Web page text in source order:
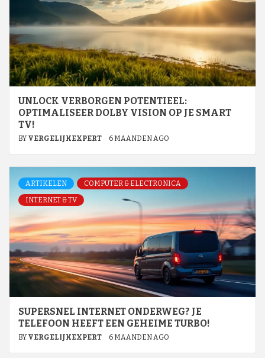
UNLOCK VERBORGEN POTENTIEEL:
OPTIMALISEER DOLBY VISION OP JE SMART
TV!
BY VERGELIJKEXPERT 6 MAANDEN AGO
ARTIKELEN
COMPUTER & ELECTRONICA
INTERNET & TV
SUPERSNEL INTERNET ONDERWEG? JE
TELEFOON HEEFT EEN GEHEIME TURBO!
BY VERGELIJKEXPERT 6 MAANDEN AGO